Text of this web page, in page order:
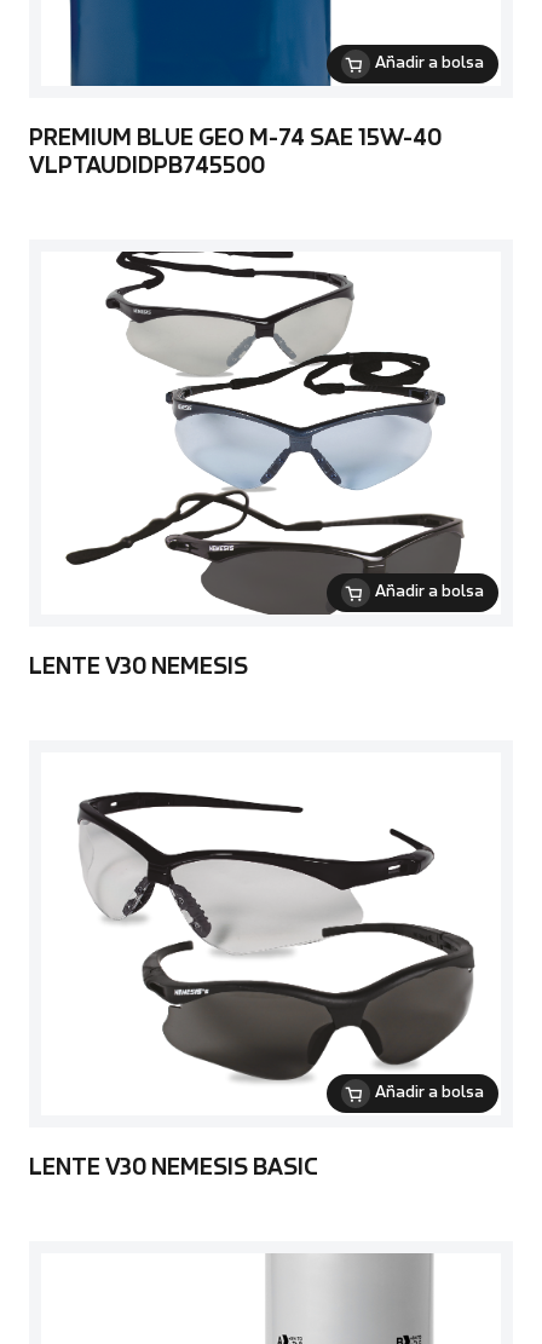
Añadir a bolsa
PREMIUM BLUE GEO M-74 SAE 15W-40
VLPTAUDIDPB745500
Añadir a bolsa
LENTE V30 NEMESIS
Añadir a bolsa
LENTE V30 NEMESIS BASIC